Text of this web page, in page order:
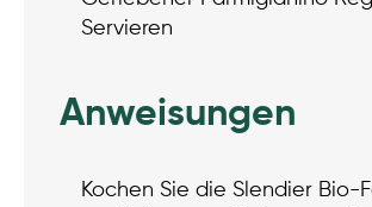
Servieren
Anweisungen
Kochen Sie die Slendier Bio-